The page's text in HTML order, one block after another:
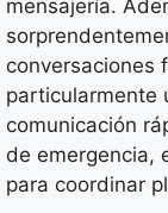
mensajería.
conversaciones
particularmente
comunicación
de emergencia,
para coordinar